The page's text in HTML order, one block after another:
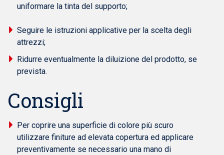
uniformare la tinta del supporto;
Seguire le istruzioni applicative per la scelta degli
attrezzi;
Ridurre eventualmente la diluizione del prodotto, se
prevista.
Consigli
Per coprire una superficie di colore più scuro
utilizzare finiture ad elevata copertura ed applicare
preventivamente se necessario una mano di